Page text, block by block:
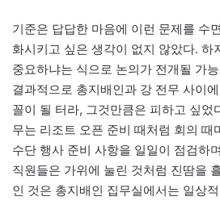
기준은 답답한 마음에 이런 문제를 수
화시키고 싶은 생각이 없지 않았다. 하
중요하냐는 식으로 논의가 전개될 가
결과적으로 총지배인과 강 전무 사이
꼴이 될 터라, 그것만큼은 피하고 싶었
무는 리조트 오픈 준비 때처럼 회의 때
수단 행사 준비 사항을 일일이 점검하
직원들은 가위에 눌린 것처럼 진땀을
인 것은 총지배인 집무실에서는 일상